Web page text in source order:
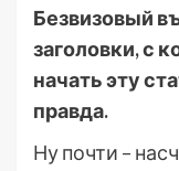
Безвизовый
заголовки, с
начать эту
правда.
Ну почти –